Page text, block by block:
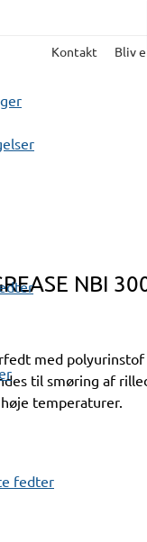
Kontakt Bliv
fedter
NBI
med
til smøring af
temperaturer.